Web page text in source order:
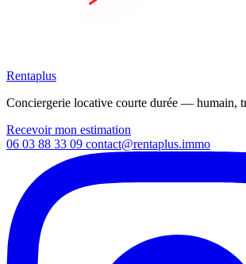
Rentaplus
Conciergerie locative courte durée — humain,
Recevoir mon estimation
06 03 88 33 09 contact@rentaplus.immo